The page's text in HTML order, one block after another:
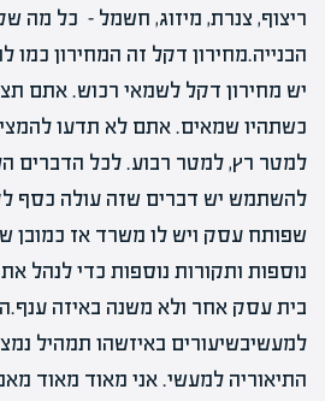
ריצוף, צנרת, מיזוג, חשמל – כל מה
הבנייה.מחירון דקל זה המחירון כמו
יש מחירון דקל לשמאי רכוש. אתם
כשתהיו שמאים. אתם לא תדעו
למטר רץ, למטר רבוע. לכל הדברים
להשתמש יש דברים שזה עולה כסף
שפותח עסק ויש לו משרד אז כמובן
נוספות ותקורות נוספות כדי לנהל
בית עסק אחר ולא משנה באיזה
למעשיבשיעורים באיזשהו תמהיל
התיאוריה למעשי. אני מאוד מאוד